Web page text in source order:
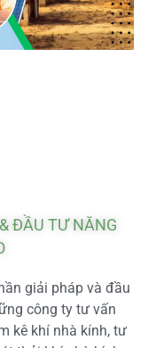
ĐẦU TƯ NĂNG
giải pháp và đầu
công ty tư vấn
kê khí nhà kính, tư